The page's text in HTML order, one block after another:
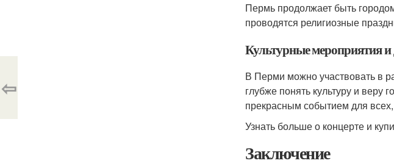
Пермь продолжает быть
проводятся религиозные
Культурные мероприятия и
В Перми можно участвовать в
глубже понять культуру и веру
прекрасным событием для
Узнать больше о концерте и
Заключение
⇦